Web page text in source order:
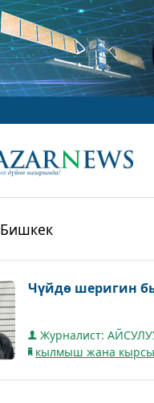
Бишкек
Чүйдө шеригин
Журналист:
кылмыш жана